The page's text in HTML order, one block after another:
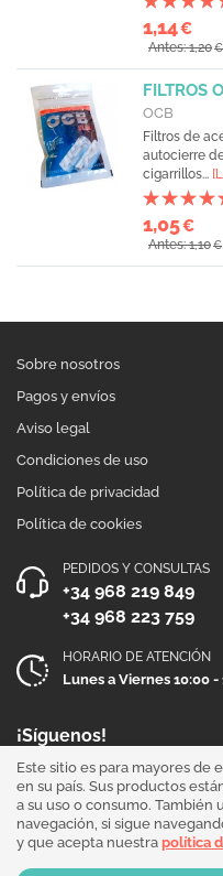
1,14€
Antes: 1,20€
FILTROS
OCB
Filtros de
autocierre
cigarrillos...
1,05€
Antes: 1,10€
Sobre nosotros
Pagos y envíos
Aviso legal
Condiciones de uso
Política de privacidad
Política de cookies
PEDIDOS Y CONSULTAS
+34 968 219 849
+34 968 223 759
HORARIO DE ATENCIÓN
Lunes a Viernes 10:00 -
¡Síguenos!
Este sitio es para mayores de
en su país. Sus productos
a su uso o consumo. También
navegación, si sigue
y que acepta nuestra política